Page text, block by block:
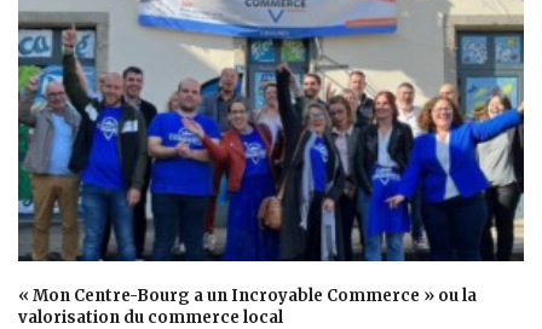
« Mon Centre-Bourg a un Incroyable Commerce » ou la
valorisation du commerce local